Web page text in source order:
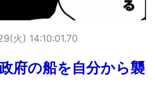
するまでが長過ぎてつまらない」←合
鎖しました。RSSの解除をお願いしま
米問屋をどういう時にどこに建てるの
終えたんだがｗｗｗ
火) 14:10:01.70
府の船を自分から襲